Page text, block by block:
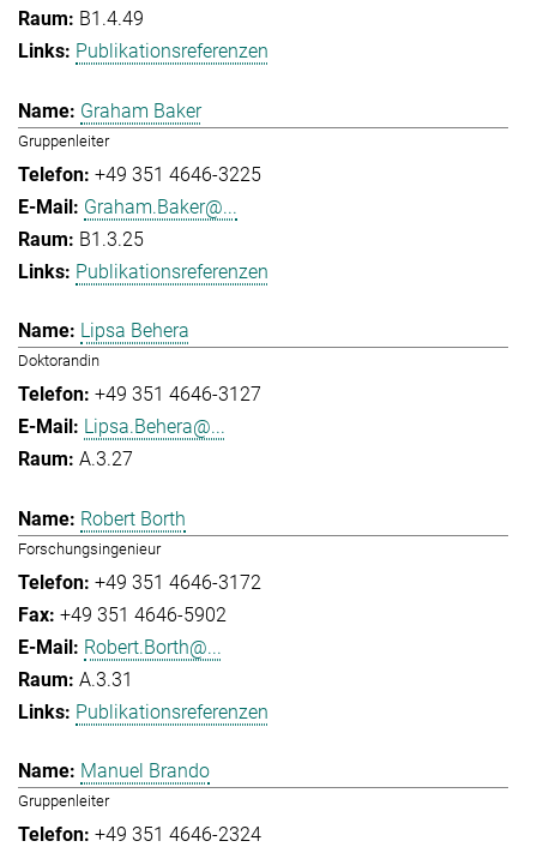
B1.4.49
Publikationsreferenzen
Graham Baker
Gruppenleiter
+49 351 4646-3225
Graham.Baker@...
B1.3.25
Publikationsreferenzen
Lipsa Behera
Doktorandin
+49 351 4646-3127
Lipsa.Behera@...
A.3.27
Robert Borth
Forschungsingenieur
+49 351 4646-3172
+49 351 4646-5902
Robert.Borth@...
A.3.31
Publikationsreferenzen
Manuel Brando
Gruppenleiter
+49 351 4646-2324